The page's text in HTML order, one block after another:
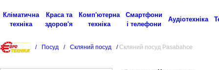
Кліматична
техніка
Краса та
здоров'я
Комп'ютерна
техніка
Смартфони
і телефони
Аудіотехніка
/ Посуд / Скляний посуд / Скляний посуд Pasabahce